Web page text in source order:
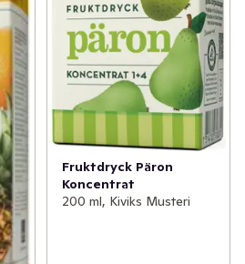
Fruktdryck Päron
Koncentrat
200 ml, Kiviks Musteri